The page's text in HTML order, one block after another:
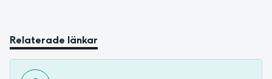
Relaterade länkar